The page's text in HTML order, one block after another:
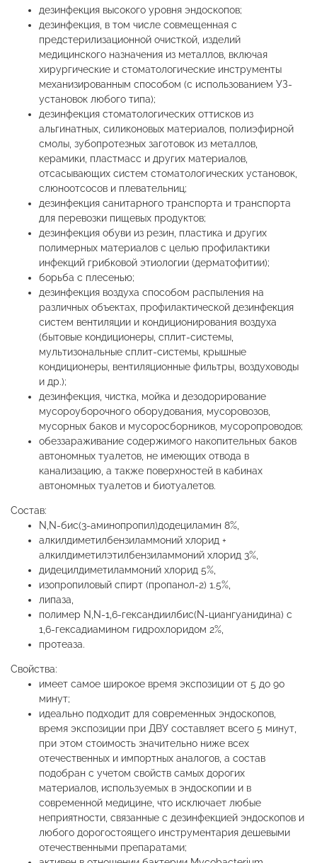
дезинфекция высокого уровня эндоскопов;
дезинфекция, в том числе совмещенная с
предстерилизационной очисткой, изделий
медицинского назначения из металлов, включая
хирургические и стоматологические инструменты
механизированным способом (с использованием УЗ-
установок любого типа);
дезинфекция стоматологических оттисков из
альгинатных, силиконовых материалов, полиэфирной
смолы, зубопротезных заготовок из металлов,
керамики, пластмасс и других материалов,
отсасывающих систем стоматологических установок,
слюноотсосов и плевательниц;
дезинфекция санитарного транспорта и транспорта
для перевозки пищевых продуктов;
дезинфекция обуви из резин, пластика и других
полимерных материалов с целью профилактики
инфекций грибковой этиологии (дерматофитии);
борьба с плесенью;
дезинфекция воздуха способом распыления на
различных объектах, профилактической дезинфекция
систем вентиляции и кондиционирования воздуха
(бытовые кондиционеры, сплит-системы,
мультизональные сплит-системы, крышные
кондиционеры, вентиляционные фильтры, воздуховоды
и др.);
дезинфекция, чистка, мойка и дезодорирование
мусороуборочного оборудования, мусоровозов,
мусорных баков и мусоросборников, мусоропроводов;
обеззараживание содержимого накопительных баков
автономных туалетов, не имеющих отвода в
канализацию, а также поверхностей в кабинах
автономных туалетов и биотуалетов.
Состав:
N,N-бис(3-аминопропил)додециламин 8%,
алкилдиметилбензиламмоний хлорид +
алкилдиметилэтилбензиламмоний хлорид 3%,
дидецилдиметиламмоний хлорид 5%,
изопропиловый спирт (пропанол-2) 1.5%,
липаза,
полимер N,N-1,6-гександиилбис(N-циангуанидина) с
1,6-гексадиамином гидрохлоридом 2%,
протеаза.
Свойства:
имеет самое широкое время экспозиции от 5 до 90
минут;
идеально подходит для современных эндоскопов,
время экспозиции при ДВУ составляет всего 5 минут,
при этом стоимость значительно ниже всех
отечественных и импортных аналогов, а состав
подобран с учетом свойств самых дорогих
материалов, используемых в эндоскопии и в
современной медицине, что исключает любые
неприятности, связанные с дезинфекцией эндоскопов и
любого дорогостоящего инструментария дешевыми
отечественными препаратами;